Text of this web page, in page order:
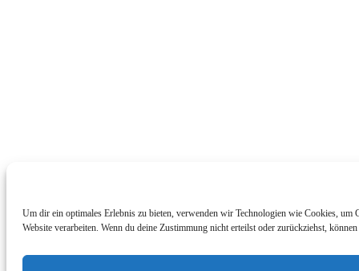
Um dir ein optimales Erlebnis zu bieten, verwenden wir Technologien wie Cookies,
Website verarbeiten. Wenn du deine Zustimmung nicht erteilst oder zurückziehst,